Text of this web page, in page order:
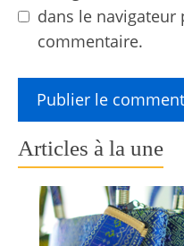
dans le
commentaire.
Articles à la une